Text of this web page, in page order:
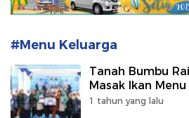
#Menu Keluarga
Tanah Bumbu
Masak Ikan
1 tahun yang lalu